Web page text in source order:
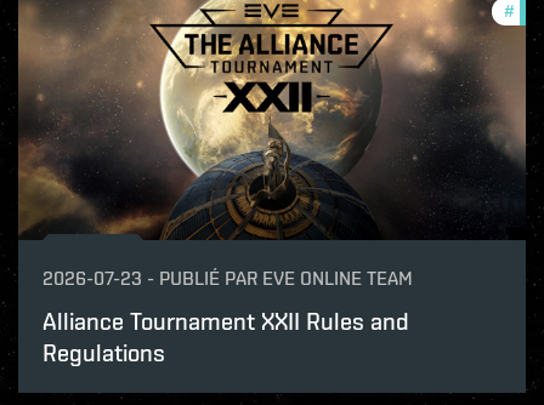
#
2026-07-23 - PUBLIÉ PAR EVE ONLINE TEAM
Alliance Tournament XXII Rules and
Regulations